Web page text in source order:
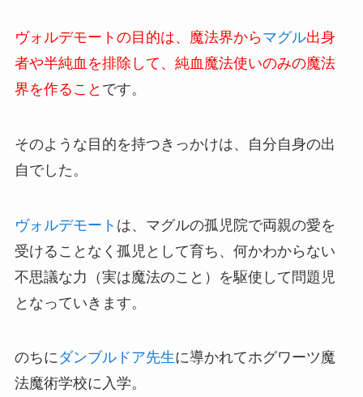
ヴォルデモートの目的は、魔法界からマグル出身
者や半純血を排除して、純血魔法使いのみの魔法
界を作ること です。
そのような目的を持つきっかけは、自分自身の出
自でした。
ヴォルデモート は、マグルの孤児院で両親の愛を
受けることなく孤児として育ち、何かわからない
不思議な力（実は魔法のこと）を駆使して問題児
となっていきます。
のちにダンブルドア先生に導かれてホグワーツ魔
法魔術学校に入学。